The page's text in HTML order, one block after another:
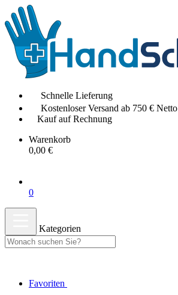
Schnelle Lieferung
Kostenloser Versand ab 750 € Netto
Kauf auf Rechnung
Warenkorb
0,00 €
0
Kategorien
Favoriten